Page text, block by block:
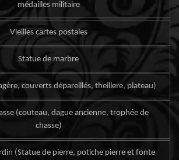
médailles militaire
Vieilles cartes postales
Statue de marbre
couverts dépareillés, theillere, plateau)
(couteau, dague ancienne, trophée de
chasse)
(Statue de pierre, potiche pierre et fonte